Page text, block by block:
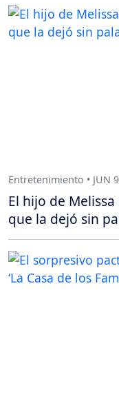
Entretenimiento • JUN
El hijo de
que la dejó sin